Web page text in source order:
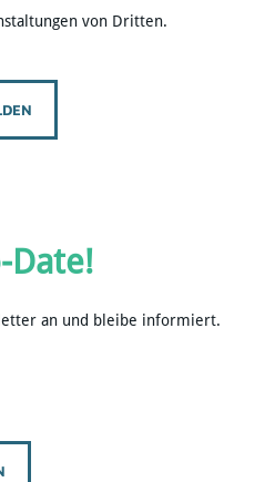
von Dritten.
Date!
an und bleibe informiert.